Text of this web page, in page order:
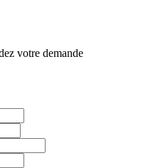
votre demande